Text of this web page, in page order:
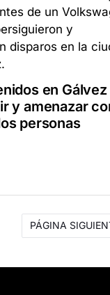
en
y amenazar
personas
PÁGINA